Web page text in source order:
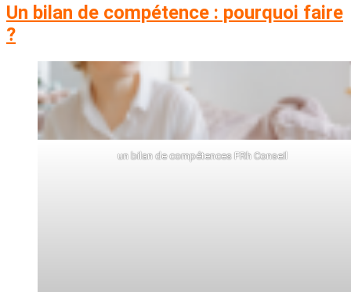
Un bilan de compétence : pourquoi faire
?
un bilan de compétences FRh Conseil